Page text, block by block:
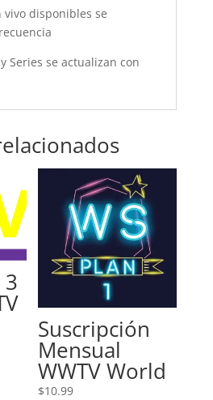
vivo disponibles se
Series se actualizan con
Suscripción
Mensual
WWTV World
$10.99